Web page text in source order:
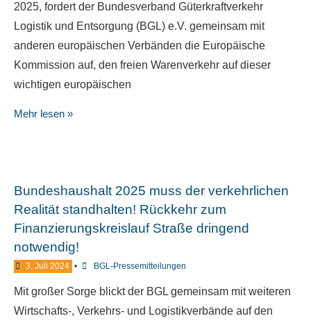
2025, fordert der Bundesverband Güterkraftverkehr
Logistik und Entsorgung (BGL) e.V. gemeinsam mit
anderen europäischen Verbänden die Europäische
Kommission auf, den freien Warenverkehr auf dieser
wichtigen europäischen
Mehr lesen »
Bundeshaushalt 2025 muss der verkehrlichen
Realität standhalten! Rückkehr zum
Finanzierungskreislauf Straße dringend
notwendig!
3. Juli 2024 • BGL-Pressemitteilungen
Mit großer Sorge blickt der BGL gemeinsam mit weiteren
Wirtschafts-, Verkehrs- und Logistikverbände auf den